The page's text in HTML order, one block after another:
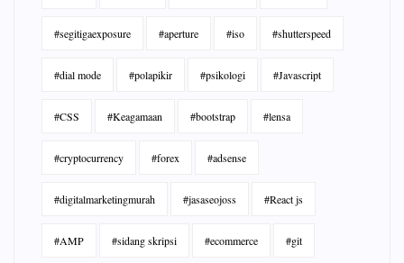
#segitigaexposure #aperture #iso #shutterspeed
#dial mode #polapikir #psikologi #Javascript
#CSS #Keagamaan #bootstrap #lensa
#cryptocurrency #forex #adsense
#digitalmarketingmurah #jasaseojoss #React js
#AMP #sidang skripsi #ecommerce #git